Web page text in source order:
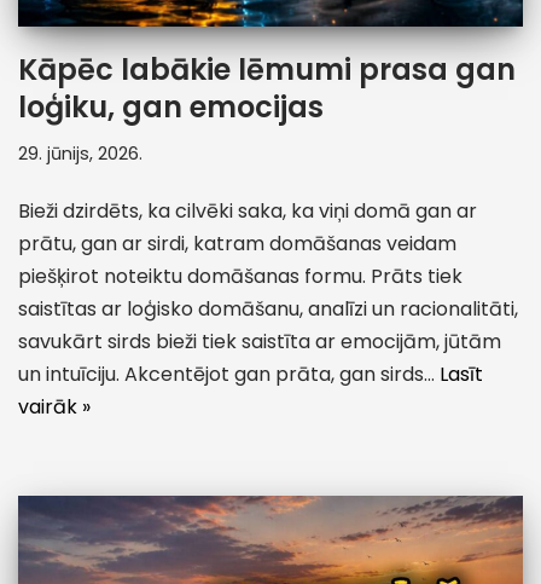
Kāpēc labākie lēmumi prasa gan
loģiku, gan emocijas
29. jūnijs, 2026.
Bieži dzirdēts, ka cilvēki saka, ka viņi domā gan ar
prātu, gan ar sirdi, katram domāšanas veidam
piešķirot noteiktu domāšanas formu. Prāts tiek
saistītas ar loģisko domāšanu, analīzi un racionalitāti,
savukārt sirds bieži tiek saistīta ar emocijām, jūtām
un intuīciju. Akcentējot gan prāta, gan sirds… Lasīt
vairāk »